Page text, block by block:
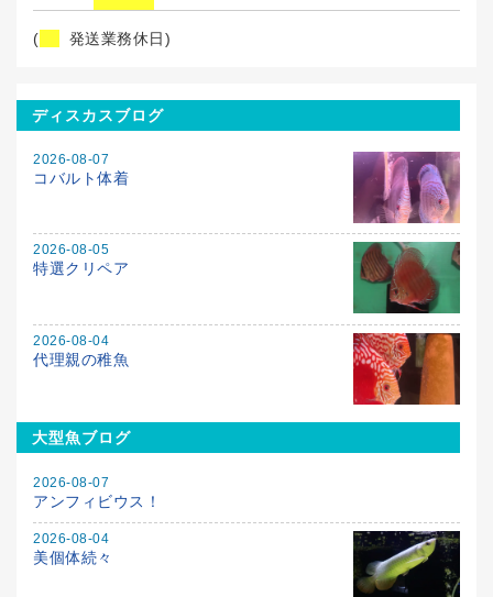
( 発送業務休日)
ディスカスブログ
2026-08-07
コバルト体着
2026-08-05
特選クリペア
2026-08-04
代理親の稚魚
大型魚ブログ
2026-08-07
アンフィビウス！
2026-08-04
美個体続々